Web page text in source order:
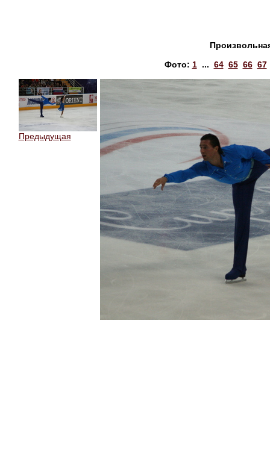
Фото: 1... 64 65 66 67
Предыдущая